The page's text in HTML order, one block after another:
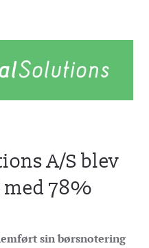
A/S blev
78%
sin børsnotering